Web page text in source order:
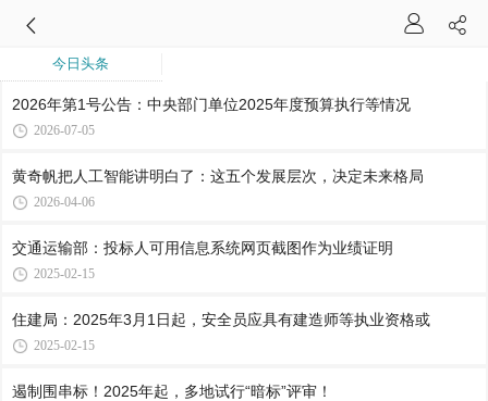
今日头条
2026年第1号公告：中央部门单位2025年度预算执行等情况
2026-07-05
黄奇帆把人工智能讲明白了：这五个发展层次，决定未来格局
2026-04-06
交通运输部：投标人可用信息系统网页截图作为业绩证明
2025-02-15
住建局：2025年3月1日起，安全员应具有建造师等执业资格或
2025-02-15
遏制围串标！2025年起，多地试行“暗标”评审！